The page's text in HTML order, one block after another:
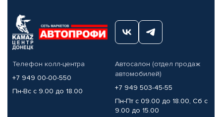
Телефон колл-центра
+7 949 00-00-550
Пн-Вс с 9.00 до 18.00
Автосалон (отдел продаж
автомобилей)
+7 949 503-45-55
Пн-Пт с 09.00 до 18.00, Сб с
9.00 до 15.00